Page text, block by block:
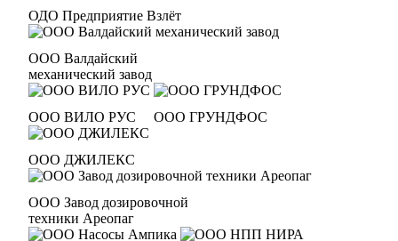
ОДО Предприятие Взлёт
ООО Валдайский
механический завод
ООО ВИЛО РУС ООО ГРУНДФОС
ООО ДЖИЛЕКС
ООО Завод дозировочной
техники Ареопаг